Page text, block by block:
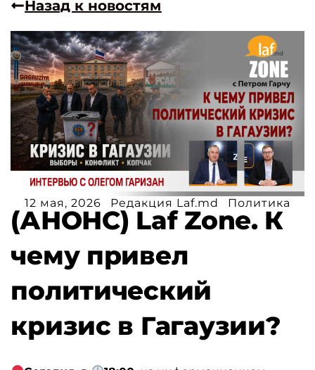
Назад к новостям
12 мая, 2026 Редакция Laf.md Политика
(АНОНС) Laf Zone. К
чему привел
политический
кризис в Гагаузии?